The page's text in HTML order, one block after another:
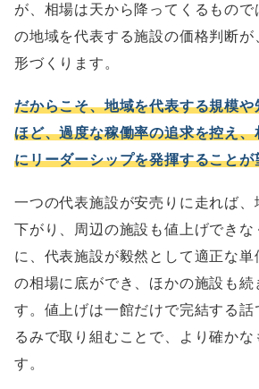
が、相場は天から降ってくるもので
の地域を代表する施設の価格判断が
形づくります。
だからこそ、地域を代表する規模
ほど、過度な稼働率の追求を控え
にリーダーシップを発揮することが
一つの代表施設が安売りに走れば、
下がり、周辺の施設も値上げできな
に、代表施設が毅然として適正な
の相場に底ができ、ほかの施設も続
す。値上げは一館だけで完結する話
るみで取り組むことで、より確か
す。